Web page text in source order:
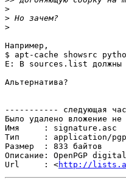
>
>
>
Например,
$ apt-cache showsrc
E: В sources.list должны
Альтернатива?
----------- следующая
Было удалено вложение
Имя     : signature.asc
Тип     : application/
Размер  : 833 байтов
Описание: OpenPGP
Url     : <http://